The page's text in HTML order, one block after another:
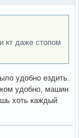
кт даже стопом
удобно ездить.
удобно, машин
хоть каждый